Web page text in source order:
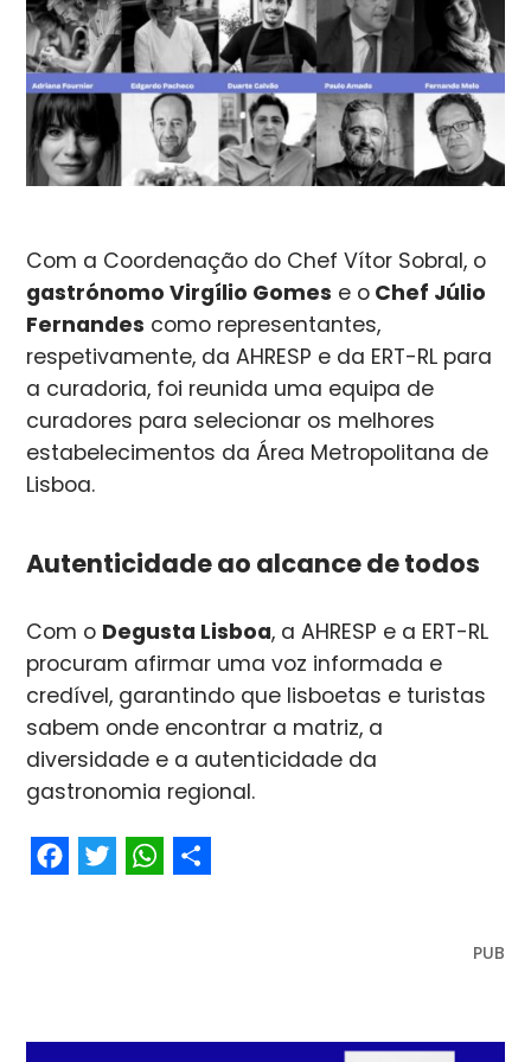
Com a Coordenação do Chef Vítor Sobral, o
gastrónomo Virgílio Gomes e o Chef Júlio
Fernandes como representantes,
respetivamente, da AHRESP e da ERT-RL para
a curadoria, foi reunida uma equipa de
curadores para selecionar os melhores
estabelecimentos da Área Metropolitana de
Lisboa.
Autenticidade ao alcance de todos
Com o Degusta Lisboa, a AHRESP e a ERT-RL
procuram afirmar uma voz informada e
credível, garantindo que lisboetas e turistas
sabem onde encontrar a matriz, a
diversidade e a autenticidade da
gastronomia regional.
Facebook
TwitterWhatsApp
PUB